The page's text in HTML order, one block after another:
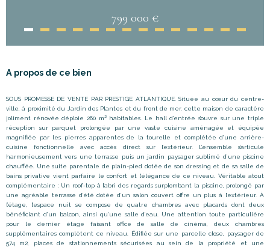
799 000 €
A propos de ce bien
SOUS PROMESSE DE VENTE PAR PRESTIGE ATLANTIQUE. Située au cœur du centre-
ville, à proximité du Jardin des Plantes et du front de mer, cette maison de caractère
joliment rénovée déploie 260 m² habitables. Le hall d’entrée s’ouvre sur une triple
réception sur parquet prolongée par une vaste cuisine aménagée et équipée
magnifiée par les pierres apparentes de la tourelle et complétée d’une arrière-
cuisine fonctionnelle avec accès direct sur l’extérieur. L’ensemble s’articule
harmonieusement vers une terrasse puis un jardin paysager sublimé d’une piscine
chauffée. Une suite parentale de plain-pied dotée de son dressing et de sa salle de
bains privative vient parfaire le confort et l’élégance de ce niveau. Véritable atout
complémentaire : Un roof-top à l’abri des regards surplombant la piscine, prolongé par
une agréable terrasse d’été dotée d’un salon couvert offre un plus à l’extérieur. À
l’étage, l’espace nuit se compose de quatre chambres avec placards dont deux
bénéficiant d’un balcon, ainsi qu’une salle d’eau. Une attention toute particulière
pour le dernier étage faisant office de salle de cinéma, deux chambres
supplémentaires complètent ce niveau. Édifiée sur une parcelle close, paysager de
574 m2, places de stationnements sécurisées au sein de la propriété et une